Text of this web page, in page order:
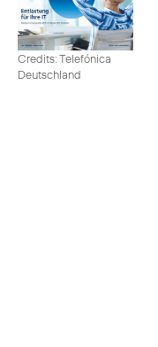
Credits: Telefónica
Deutschland